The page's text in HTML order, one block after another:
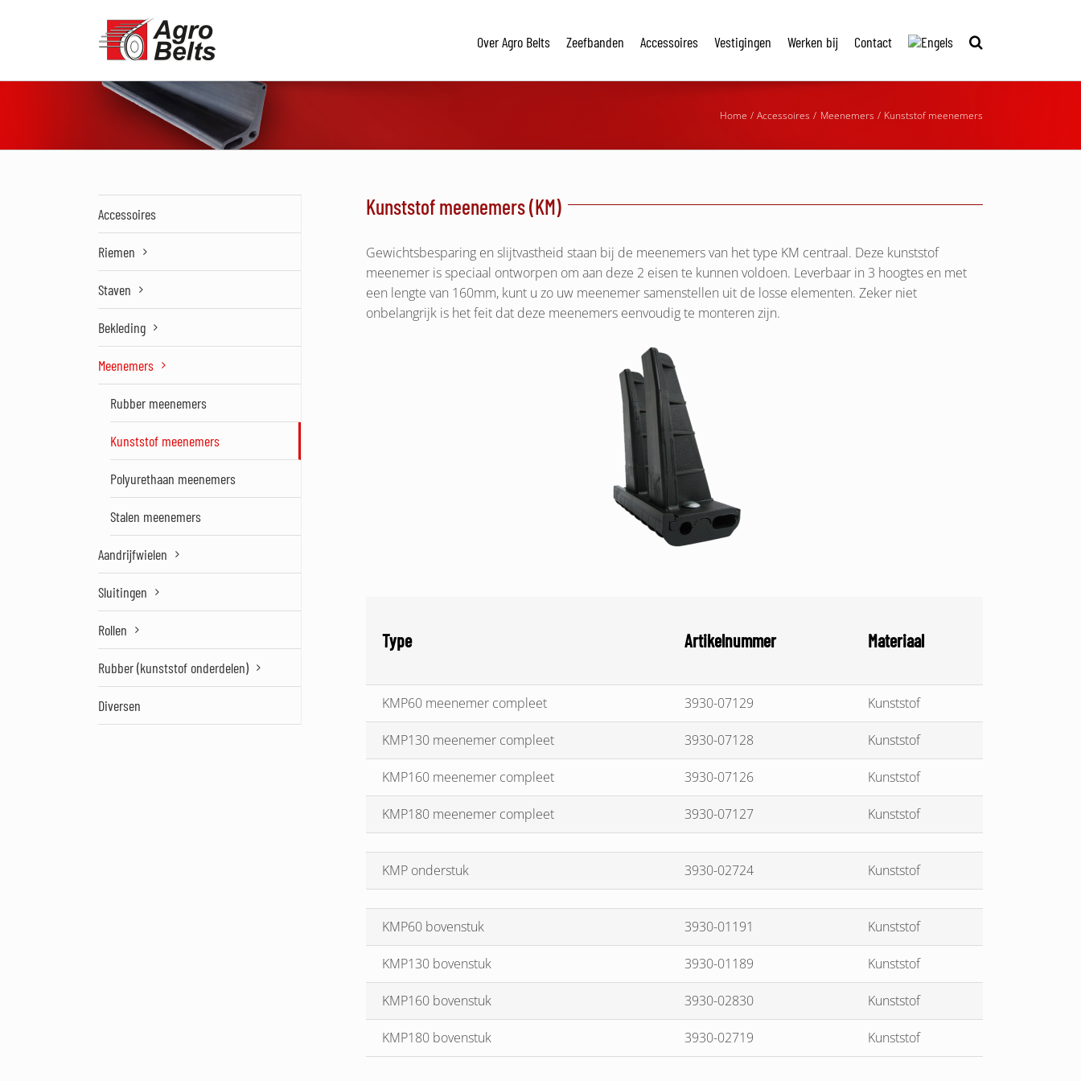
Over Agro Belts Zeefbanden Accessoires Vestigingen Werken bij Contact
Home Accessoires Meenemers Kunststof meenemers
Kunststof meenemers (KM)
Gewichtsbesparing en slijtvastheid staan bij de meenemers van het type KM centraal. Deze kunststof
meenemer is speciaal ontworpen om aan deze 2 eisen te kunnen voldoen. Leverbaar in 3 hoogtes en met
een lengte van 160mm, kunt u zo uw meenemer samenstellen uit de losse elementen. Zeker niet
onbelangrijk is het feit dat deze meenemers eenvoudig te monteren zijn.
Type Artikelnummer Materiaal
KMP60 meenemer compleet 3930-07129 Kunststof
KMP130 meenemer compleet 3930-07128 Kunststof
KMP160 meenemer compleet 3930-07126 Kunststof
KMP180 meenemer compleet 3930-07127 Kunststof
KMP onderstuk 3930-02724 Kunststof
KMP60 bovenstuk 3930-01191 Kunststof
KMP130 bovenstuk 3930-01189 Kunststof
KMP160 bovenstuk 3930-02830 Kunststof
KMP180 bovenstuk 3930-02719 Kunststof
Accessoires
Riemen
Staven
Bekleding
Meenemers
Rubber meenemers
Kunststof meenemers
Polyurethaan meenemers
Stalen meenemers
Aandrijfwielen
Sluitingen
Rollen
Rubber (kunststof onderdelen)
Diversen